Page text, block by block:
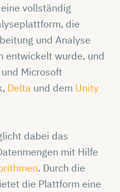
vollständig
die
und Analyse
entwickelt wurde, und
und Microsoft
Delta und dem Unity
dabei das
mit Hilfe
. Durch die
die Plattform eine